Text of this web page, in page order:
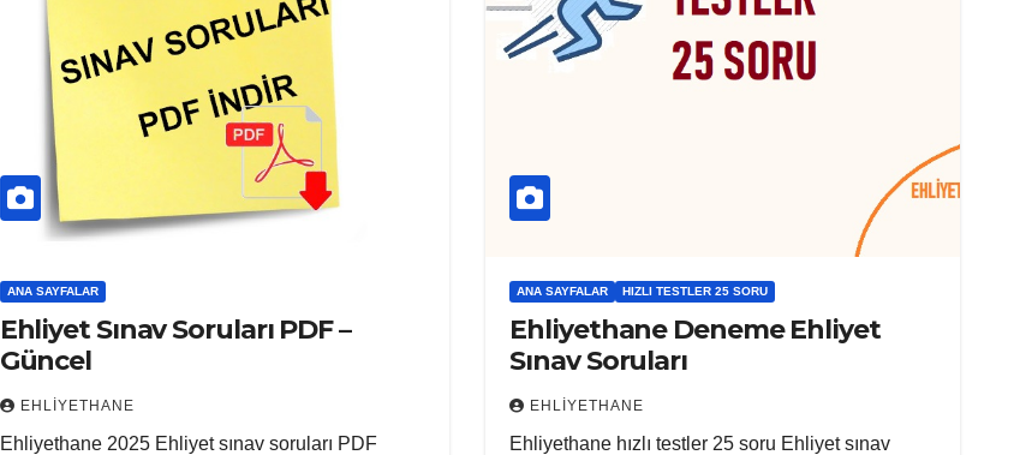
ANA SAYFALAR
Ehliyet Sınav Soruları PDF –
Güncel
EHLIYETHANE
Ehliyethane 2025 Ehliyet sınav soruları PDF
ANA SAYFALAR HIZLI TESTLER 25 SORU
Ehliyethane Deneme Ehliyet
Sınav Soruları
EHLIYETHANE
Ehliyethane hızlı testler 25 soru Ehliyet sınav